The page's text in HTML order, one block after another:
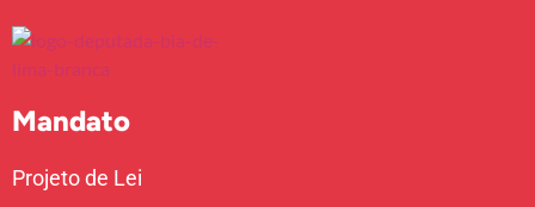
Mandato
Projeto de Lei